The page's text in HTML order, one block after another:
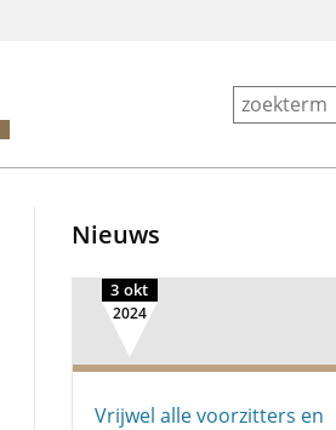
Nieuws
3 okt
2024
Vrijwel alle voorzitters en